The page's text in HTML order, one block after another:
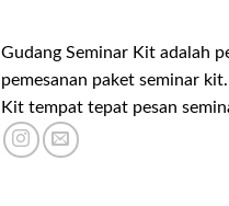
Gudang Seminar Kit adalah
pemesanan paket seminar
Kit tempat tepat pesan